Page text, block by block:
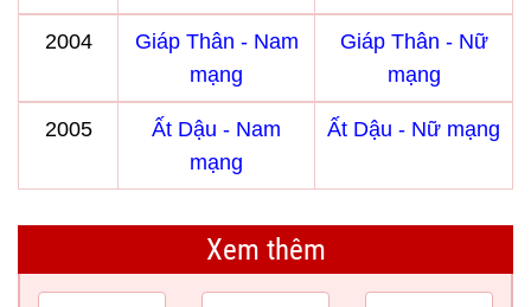
2004
Giáp Thân - Nam
mạng
Giáp Thân - Nữ
mạng
2005
Ất Dậu - Nam
mạng
Ất Dậu - Nữ mạng
Xem thêm